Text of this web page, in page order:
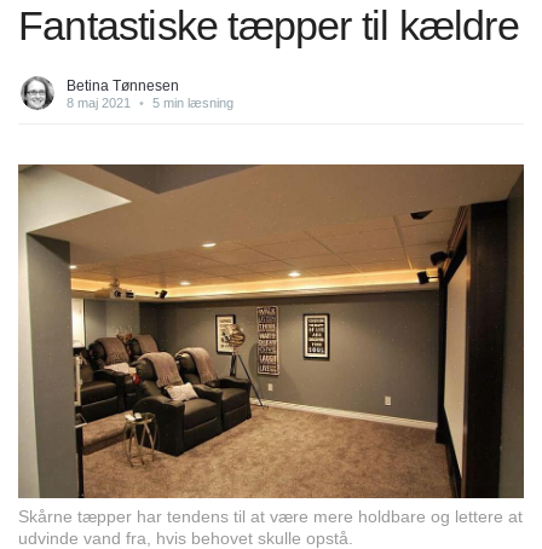
Fantastiske tæpper til kældre
Betina Tønnesen
8 maj 2021 • 5 min læsning
Skårne tæpper har tendens til at være mere holdbare og lettere at
udvinde vand fra, hvis behovet skulle opstå.